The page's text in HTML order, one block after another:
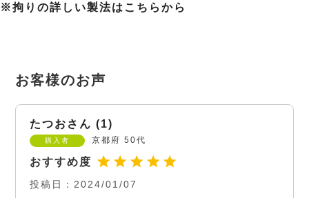
※拘りの詳しい製法はこちらから
たつお 1
購入者 京都府 50代
投稿日 2024/01/07